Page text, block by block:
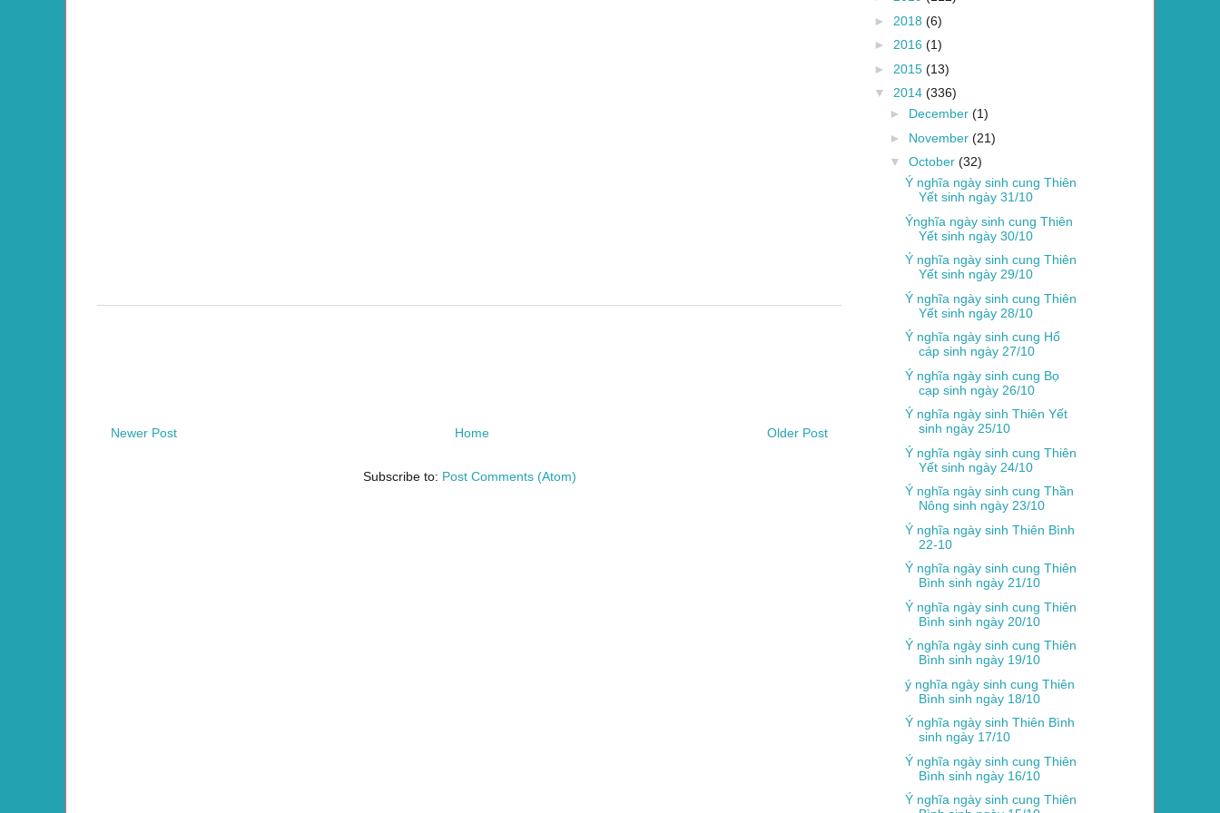
Newer Post Older Post
Home
Subscribe to: Post Comments (Atom)
► 2018 (6)
► 2016 (1)
► 2015 (13)
▼ 2014 (336)
► December (1)
► November (21)
▼ October (32)
Ý nghĩa ngày sinh cung Thiên
Yết sinh ngày 31/10
Ýnghĩa ngày sinh cung Thiên
Yết sinh ngày 30/10
Ý nghĩa ngày sinh cung Thiên
Yết sinh ngày 29/10
Ý nghĩa ngày sinh cung Thiên
Yết sinh ngày 28/10
Ý nghĩa ngày sinh cung Hổ
cáp sinh ngày 27/10
Ý nghĩa ngày sinh cung Bọ
cạp sinh ngày 26/10
Ý nghĩa ngày sinh Thiên Yết
sinh ngày 25/10
Ý nghĩa ngày sinh cung Thiên
Yết sinh ngày 24/10
Ý nghĩa ngày sinh cung Thần
Nông sinh ngày 23/10
Ý nghĩa ngày sinh Thiên Bình
22-10
Ý nghĩa ngày sinh cung Thiên
Bình sinh ngày 21/10
Ý nghĩa ngày sinh cung Thiên
Bình sinh ngày 20/10
Ý nghĩa ngày sinh cung Thiên
Bình sinh ngày 19/10
ý nghĩa ngày sinh cung Thiên
Bình sinh ngày 18/10
Ý nghĩa ngày sinh Thiên Bình
sinh ngày 17/10
Ý nghĩa ngày sinh cung Thiên
Bình sinh ngày 16/10
Ý nghĩa ngày sinh cung Thiên